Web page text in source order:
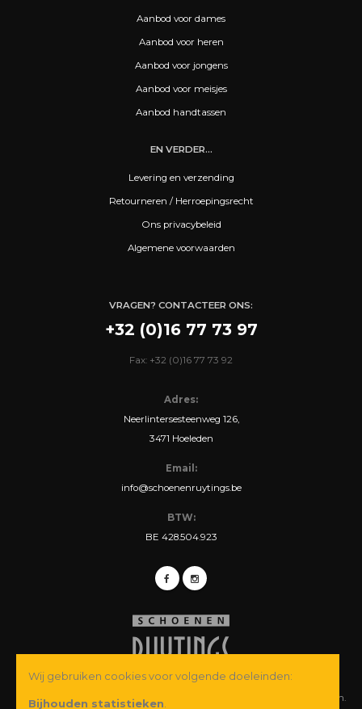
Aanbod voor dames
Aanbod voor heren
Aanbod voor jongens
Aanbod voor meisjes
Aanbod handtassen
EN VERDER...
Levering en verzending
Retourneren / Herroepingsrecht
Ons privacybeleid
Algemene voorwaarden
VRAGEN? CONTACTEER ONS:
+32 (0)16 77 73 97
Fax: +32 (0)16 77 73 92
Adres:
Neerlintersesteenweg 126,
3471 Hoeleden
Email:
info@schoenenruytings.be
BTW:
BE 428.504.923
© Copyright 2026 Schoenen Ruytings BVBA. Alle rechten voorbehouden.
Wij gebruiken cookies voor volgende doeleinden:
Bijhouden statistieken